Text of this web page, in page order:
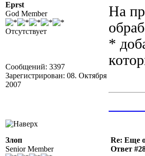
Eprst
God Member
Отсутствует
Сообщений: 3397
Зарегистрирован: 08. Октября
2007
На
*
Злоп
Senior Member
Re: Еще
Ответ